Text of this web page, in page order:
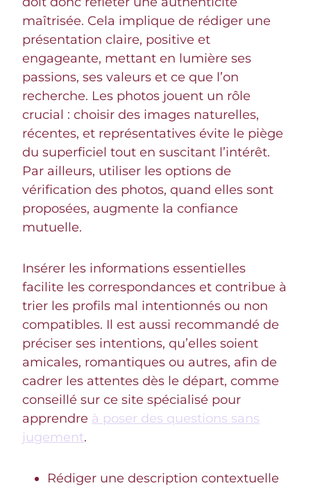
maîtrisée. Cela implique de rédiger une
présentation claire, positive et
engageante, mettant en lumière ses
passions, ses valeurs et ce que l’on
recherche. Les photos jouent un rôle
crucial : choisir des images naturelles,
récentes, et représentatives évite le piège
du superficiel tout en suscitant l’intérêt.
Par ailleurs, utiliser les options de
vérification des photos, quand elles sont
proposées, augmente la confiance
mutuelle.
Insérer les informations essentielles
facilite les correspondances et contribue à
trier les profils mal intentionnés ou non
compatibles. Il est aussi recommandé de
préciser ses intentions, qu’elles soient
amicales, romantiques ou autres, afin de
cadrer les attentes dès le départ, comme
conseillé sur ce site spécialisé pour
apprendre à poser des questions sans
jugement.
Rédiger une description contextuelle